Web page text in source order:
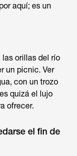
aquí; es un
orillas del río
un picnic. Ver
con un trozo
quizá el lujo
ofrecer.
el fin de